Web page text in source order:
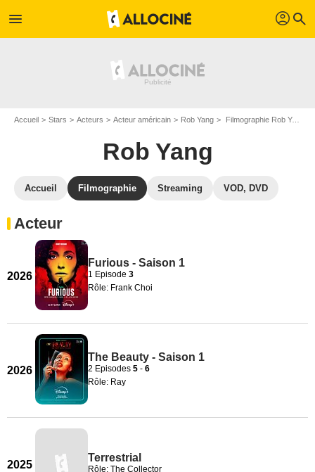
menu profil search
Accueil Stars Acteurs Acteur américain Rob Yang Filmographie Rob Yang
Rob Yang
Accueil Filmographie Streaming VOD, DVD
Acteur
2026
Furious - Saison 1
1 Episode 3
Rôle: Frank Choi
2026
The Beauty - Saison 1
2 Episodes 5 - 6
Rôle: Ray
2025
Terrestrial
Rôle: The Collector